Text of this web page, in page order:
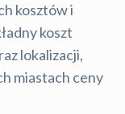
kosztów i
koszt
lokalizacji,
miastach ceny